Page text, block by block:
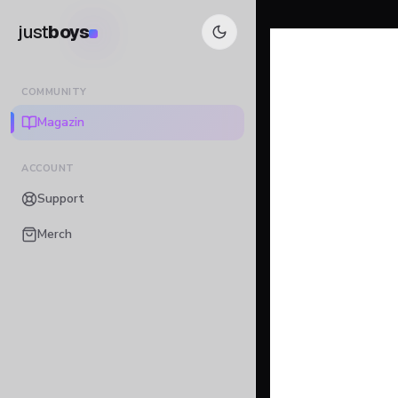
justboys
COMMUNITY
Magazin
ACCOUNT
Support
Merch